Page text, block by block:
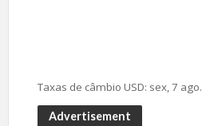
Taxas de câmbio USD: sex, 7 ago.
Advertisement